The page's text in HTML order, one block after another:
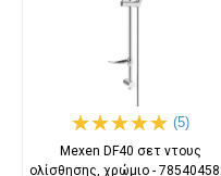
(5)
Mexen DF40 σετ ντους
ολίσθησης, χρώμιο -